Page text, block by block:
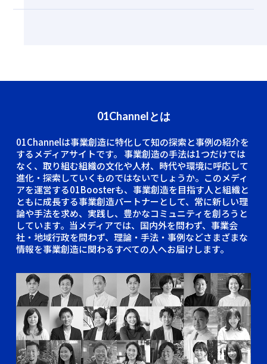
01Channelとは
01Channelは事業創造に特化して知の探索と事例の紹介を
するメディアサイトです。 事業創造の手法は1つだけでは
なく、取り組む組織の文化や人材、時代や環境に呼応して
進化・探索していくものではないでしょうか。このメディ
アを運営する01Boosterも、事業創造を目指す人と組織と
ともに成長する事業創造パートナーとして、常に新しい理
論や手法を求め、実践し、豊かなコミュニティを創ろうと
しています。当メディアでは、国内外を問わず、事業会
社・地域行政を問わず、理論・手法・事例などさまざまな
情報を事業創造に関わるすべての人へお届けします。